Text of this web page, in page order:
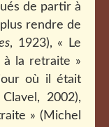
de partir à
rendre de
, 1923), « Le
à la retraite »
où il était
2002),
» (Michel